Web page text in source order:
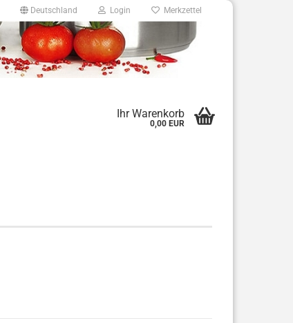
Deutschland Login Merkzettel
Ihr Warenkorb
0,00 EUR